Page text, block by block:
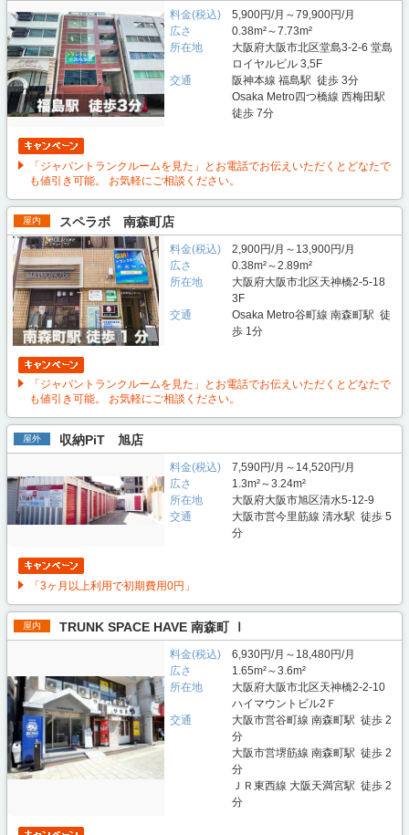
料金(税込)
5,900円/月～79,900円/月
広さ
0.38m²～7.73m²
所在地
大阪府大阪市北区堂島3-2-6 堂島
ロイヤルビル 3,5F
交通
阪神本線 福島駅 徒歩 3分
Osaka Metro四つ橋線 西梅田駅
徒歩 7分
「ジャパントランクルームを見た」とお電話でお伝えいただくとどなたで
も値引き可能。 お気軽にご相談ください。
屋内 スペラボ 南森町店
料金(税込)
2,900円/月～13,900円/月
広さ
0.38m²～2.89m²
所在地
大阪府大阪市北区天神橋2-5-18
3F
交通
Osaka Metro谷町線 南森町駅 徒
歩 1分
「ジャパントランクルームを見た」とお電話でお伝えいただくとどなたで
も値引き可能。 お気軽にご相談ください。
屋外 収納PiT 旭店
料金(税込)
7,590円/月～14,520円/月
広さ
1.3m²～3.24m²
所在地
大阪府大阪市旭区清水5-12-9
交通
大阪市営今里筋線 清水駅 徒歩 5
分
「3ヶ月以上利用で初期費用0円」
屋内 TRUNK SPACE HAVE 南森町 Ⅰ
料金(税込)
6,930円/月～18,480円/月
広さ
1.65m²～3.6m²
所在地
大阪府大阪市北区天神橋2-2-10
ハイマウントビル2Ｆ
交通
大阪市営谷町線 南森町駅 徒歩 2
分
大阪市営堺筋線 南森町駅 徒歩 2
分
ＪＲ東西線 大阪天満宮駅 徒歩 2
分